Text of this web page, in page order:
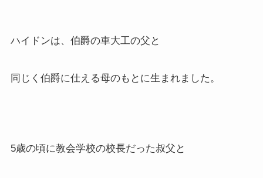
ハイドンは、伯爵の車大工の父と
同じく伯爵に仕える母のもとに生まれました。
5歳の頃に教会学校の校長だった叔父と